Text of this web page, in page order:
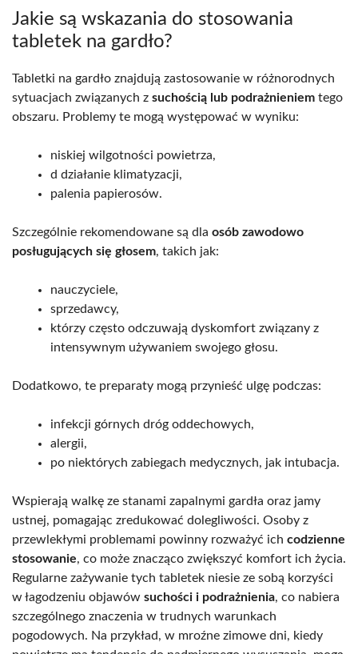
Jakie są wskazania do stosowania
tabletek na gardło?
Tabletki na gardło znajdują zastosowanie w różnorodnych
sytuacjach związanych z suchością lub podrażnieniem tego
obszaru. Problemy te mogą występować w wyniku:
niskiej wilgotności powietrza,
d działanie klimatyzacji,
palenia papierosów.
Szczególnie rekomendowane są dla osób zawodowo
posługujących się głosem, takich jak:
nauczyciele,
sprzedawcy,
którzy często odczuwają dyskomfort związany z
intensywnym używaniem swojego głosu.
Dodatkowo, te preparaty mogą przynieść ulgę podczas:
infekcji górnych dróg oddechowych,
alergii,
po niektórych zabiegach medycznych, jak intubacja.
Wspierają walkę ze stanami zapalnymi gardła oraz jamy
ustnej, pomagając zredukować dolegliwości. Osoby z
przewlekłymi problemami powinny rozważyć ich codzienne
stosowanie, co może znacząco zwiększyć komfort ich życia.
Regularne zażywanie tych tabletek niesie ze sobą korzyści
w łagodzeniu objawów suchości i podrażnienia, co nabiera
szczególnego znaczenia w trudnych warunkach
pogodowych. Na przykład, w mroźne zimowe dni, kiedy